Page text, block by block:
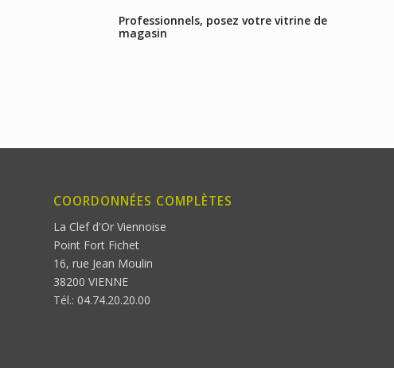
Professionnels, posez votre vitrine de
magasin
COORDONNÉES COMPLÈTES
La Clef d'Or Viennoise
Point Fort Fichet
16, rue Jean Moulin
38200 VIENNE
Tél.: 04.74.20.20.00